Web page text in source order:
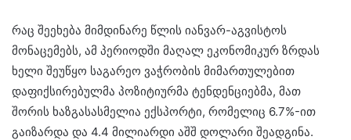
რაც შეეხება მიმდინარე წლის იანვარ-აგვისტოს
მონაცემებს, ამ პერიოდში მაღალ ეკონომიკურ ზრდას
ხელი შეუწყო საგარეო ვაჭრობის მიმართულებით
დაფიქსირებულმა პოზიტიურმა ტენდენციებმა, მათ
შორის ხაზგასასმელია ექსპორტი, რომელიც 6.7%-ით
გაიზარდა და 4.4 მილიარდი აშშ დოლარი შეადგინა.